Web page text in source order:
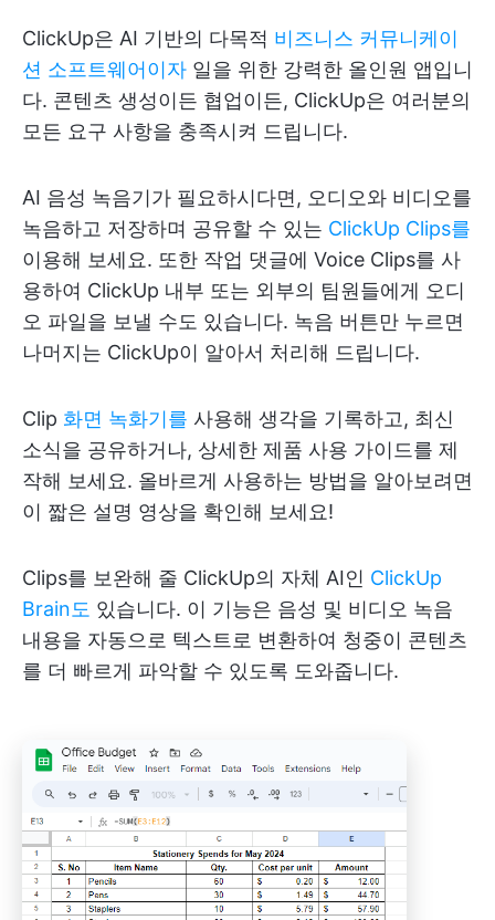
ClickUp은 AI 기반의 다목적 비즈니스 커뮤니케이
션 소프트웨어이자 일을 위한 강력한 올인원 앱입니
다. 콘텐츠 생성이든 협업이든, ClickUp은 여러분의
모든 요구 사항을 충족시켜 드립니다.
AI 음성 녹음기가 필요하시다면, 오디오와 비디오를
녹음하고 저장하며 공유할 수 있는 ClickUp Clips를
이용해 보세요. 또한 작업 댓글에 Voice Clips를 사
용하여 ClickUp 내부 또는 외부의 팀원들에게 오디
오 파일을 보낼 수도 있습니다. 녹음 버튼만 누르면
나머지는 ClickUp이 알아서 처리해 드립니다.
Clip 화면 녹화기를 사용해 생각을 기록하고, 최신
소식을 공유하거나, 상세한 제품 사용 가이드를 제
작해 보세요. 올바르게 사용하는 방법을 알아보려면
이 짧은 설명 영상을 확인해 보세요!
Clips를 보완해 줄 ClickUp의 자체 AI인 ClickUp
Brain도 있습니다. 이 기능은 음성 및 비디오 녹음
내용을 자동으로 텍스트로 변환하여 청중이 콘텐츠
를 더 빠르게 파악할 수 있도록 도와줍니다.